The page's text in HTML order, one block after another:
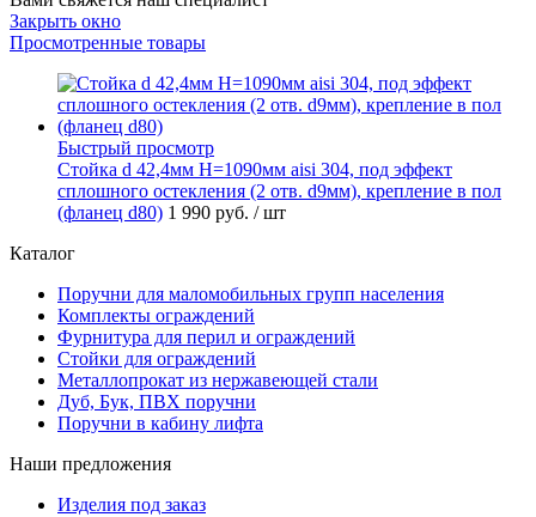
Закрыть окно
Просмотренные товары
Быстрый просмотр
Стойка d 42,4мм H=1090мм aisi 304, под эффект
сплошного остекления (2 отв. d9мм), крепление в пол
(фланец d80) 1 990 руб. / шт
Каталог
Поручни для маломобильных групп населения
Комплекты ограждений
Фурнитура для перил и ограждений
Стойки для ограждений
Металлопрокат из нержавеющей стали
Дуб, Бук, ПВХ поручни
Поручни в кабину лифта
Наши предложения
Изделия под заказ